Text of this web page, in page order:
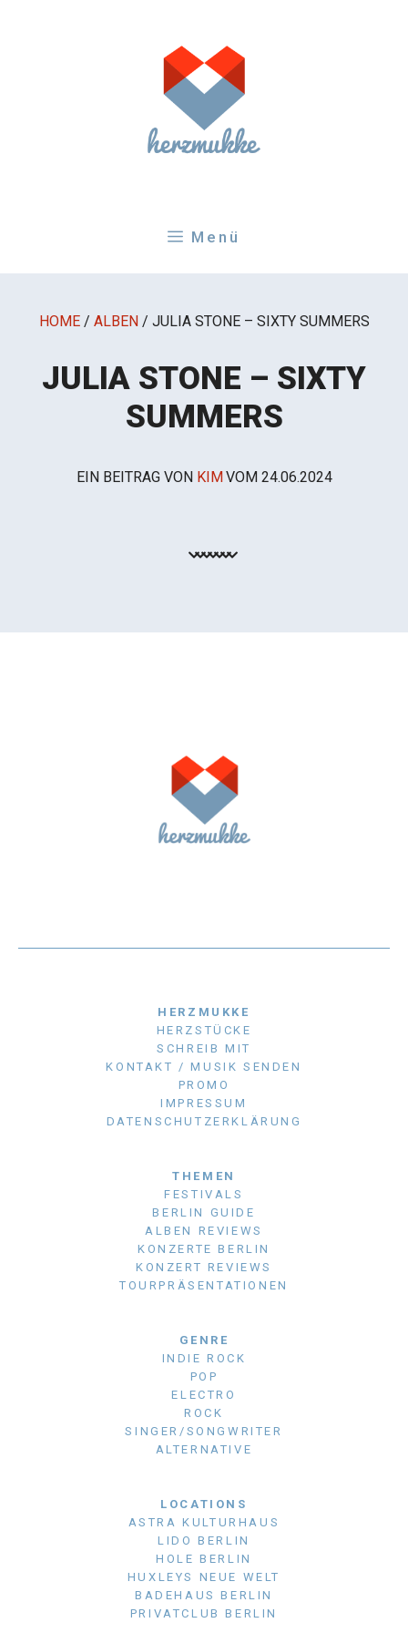
Menü
HOME / ALBEN / JULIA STONE – SIXTY SUMMERS
JULIA STONE – SIXTY
SUMMERS
EIN BEITRAG VON KIMVOM 24.06.2024
HERZMUKKE
HERZSTÜCKE
SCHREIB MIT
KONTAKT / MUSIK SENDEN
PROMO
IMPRESSUM
DATENSCHUTZERKLÄRUNG
THEMEN
FESTIVALS
BERLIN GUIDE
ALBEN REVIEWS
KONZERTE BERLIN
KONZERT REVIEWS
TOURPRÄSENTATIONEN
GENRE
INDIE ROCK
POP
ELECTRO
ROCK
SINGER/SONGWRITER
ALTERNATIVE
LOCATIONS
ASTRA KULTURHAUS
LIDO BERLIN
HOLE BERLIN
HUXLEYS NEUE WELT
BADEHAUS BERLIN
PRIVATCLUB BERLIN